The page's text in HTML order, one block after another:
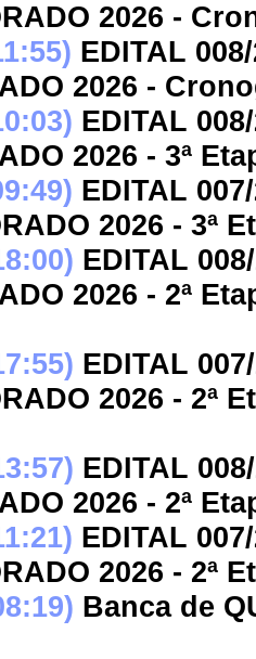
2026 -
EDITAL
2026 -
EDITAL
2026 - 3ª
EDITAL
2026 - 3ª
EDITAL
2026 - 2ª
EDITAL
2026 - 2ª
EDITAL
2026 - 2ª
EDITAL
2026 - 2ª
Banca de